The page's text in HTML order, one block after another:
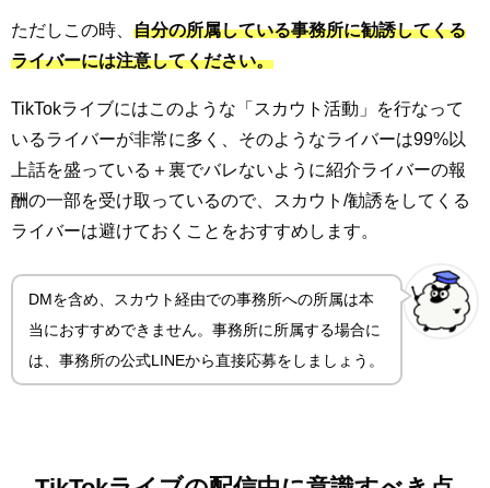
ただしこの時、 自分の所属している事務所に勧誘してくる
ライバーには注意してください。
TikTokライブにはこのような「スカウト活動」を行なって
いるライバーが非常に多く、そのようなライバーは99%以
上話を盛っている＋裏でバレないように紹介ライバーの報
酬の一部を受け取っているので、スカウト/勧誘をしてくる
ライバーは避けておくことをおすすめします。
DMを含め、スカウト経由での事務所への所属は本
当におすすめできません。事務所に所属する場合に
は、事務所の公式LINEから直接応募をしましょう。